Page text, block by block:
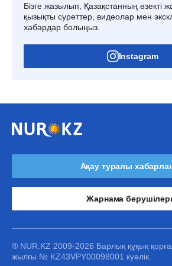
Бізге жазылып, Қазақстанның өзекті
қызықты суреттер, видеолар мен
хабардар болыңыз.
Instagram
Ақау туралы
Жарнама
® NUR.KZ 2009-2026 Барлық құқық
жылғы № KZ43VPY00098001 куәлік.